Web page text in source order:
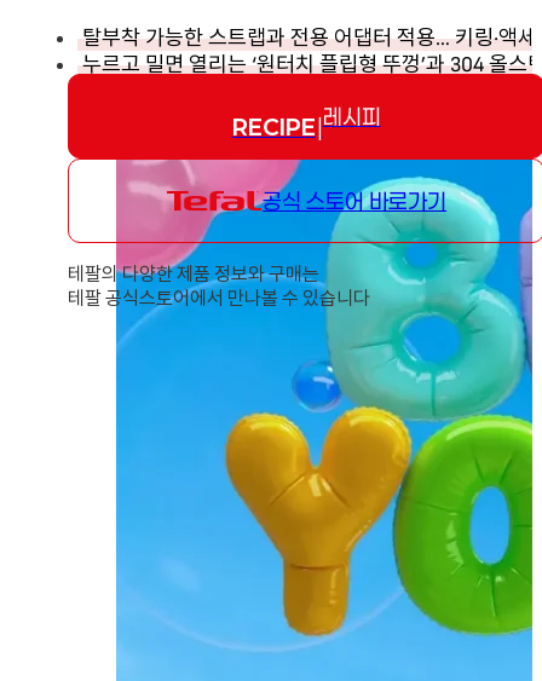
RECIPE |레시피
공식 스토어 바로가기
테팔의 다양한 제품 정보와 구매는
테팔 공식스토어에서 만나볼 수 있습니다
탈부착 가능한 스트랩과 전용 어댑터 적용… 키링·액
누르고 밀면 열리는 ‘원터치 플립형 뚜껑’과 304 올